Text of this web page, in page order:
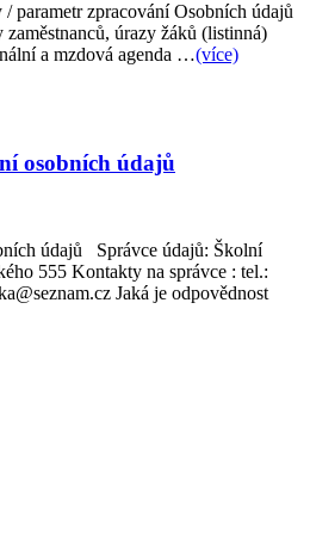
parametr zpracování Osobních údajů
úrazy žáků (listinná)
a mzdová agenda …(více)
osobních údajů
údajů Správce údajů: Školní
555 Kontakty na správce : tel.:
Jaká je odpovědnost